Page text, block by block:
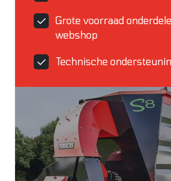
Grote voorraad
webshop
Technische